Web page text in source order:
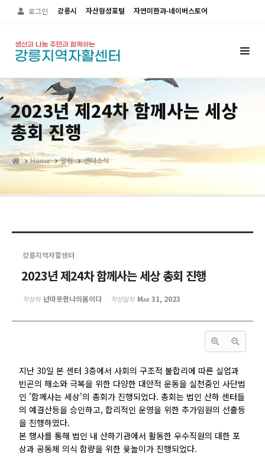
로그인 강릉시 자산형성포털 자연미한과-네이버스토어
2023년 제24차 함께사는 세상
총회 진행
Home 알림 센터소식
강릉지역자할센터
2023년 제24차 함께사는 세상 총회 진행
작성자 넌따뜻한나의봄이다 작성일자 Mar 31, 2023
지난 30일 본 센터 3층에서 사회의 구조적 불합리에 따른 실업과
빈곤의 해소와 극복을 위한 다양한 대안적 운동을 실천중인 사단법
인 '함께사는 세상'의 총회가 진행되었다. 총회는 법인 산하 센터들
의 예결산등을 승인하고, 합리적인 운영을 위한 추가임원의 선출등
을 진행하였다.
본 행사를 통해 법인 내 산하기관에서 활동한 우수직원의 대한 포
상과 공동체 의식 함량을 위한 윷놀이가 진행되었다.
Sketchbook5, 스케치북5